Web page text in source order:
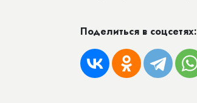
Поделиться в соцсетях: